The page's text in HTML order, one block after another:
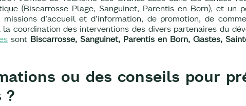
(Biscarrosse Plage, Sanguinet, Parentis en Born), et un
d’accueil et d’information, de promotion, de
coordination des interventions des divers partenaires du
sont Biscarrosse, Sanguinet, Parentis en Born, Gastes,
ou des conseils pour
?